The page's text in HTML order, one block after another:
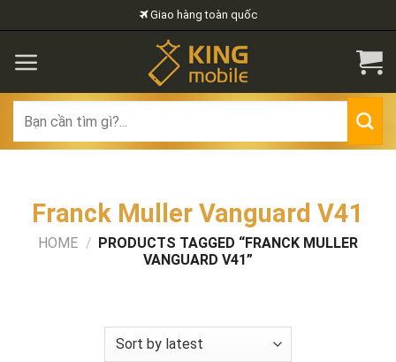
to
content
Giao hàng toàn quốc
for:
Franck Muller Vanguard V41
HOME / PRODUCTS TAGGED “FRANCK MULLER
VANGUARD V41”